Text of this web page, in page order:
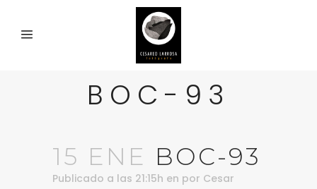
BOC-93
15 ENE BOC-93
Publicado a las 21:15h en por Cesar